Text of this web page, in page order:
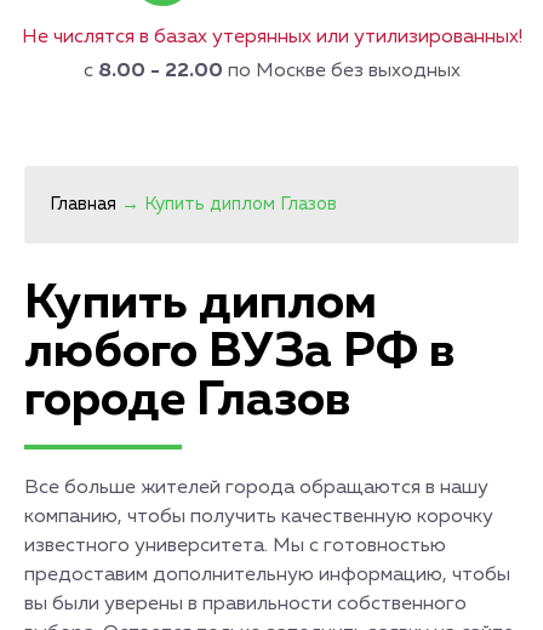
Не числятся в базах утерянных или утилизированных!
с 8.00 - 22.00 по Москве без выходных
Главная → Купить диплом Глазов
Купить диплом
любого ВУЗа РФ в
городе Глазов
Все больше жителей города обращаются в нашу
компанию, чтобы получить качественную корочку
известного университета. Мы с готовностью
предоставим дополнительную информацию, чтобы
вы были уверены в правильности собственного